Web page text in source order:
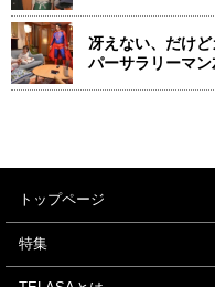
冴えない、だけ
パーサラリーマ
トップページ
特集